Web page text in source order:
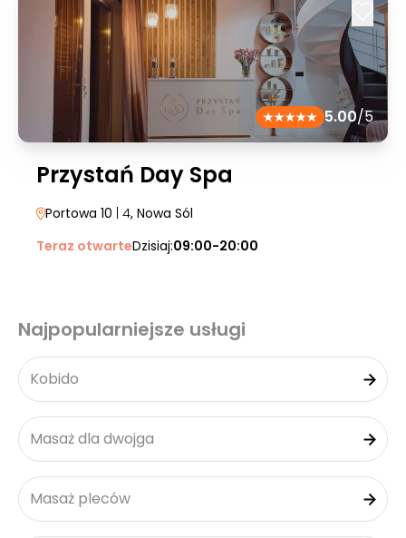
5.00/5
Przystań Day Spa
Portowa 10 | 4, Nowa Sól
Teraz otwarteDzisiaj:09:00-20:00
Najpopularniejsze usługi
Kobido
Masaż dla dwojga
Masaż pleców